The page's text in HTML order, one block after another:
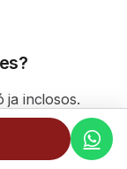
ja inclosos.